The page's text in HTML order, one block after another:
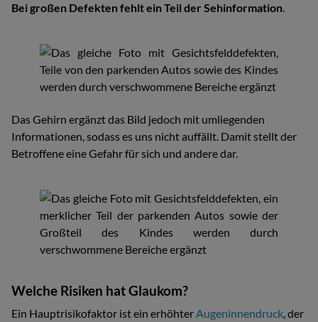
Bei großen Defekten fehlt ein Teil der Sehinformation.
Das Gehirn ergänzt das Bild jedoch mit umliegenden
Informationen, sodass es uns nicht auffällt. Damit stellt der
Betroffene eine Gefahr für sich und andere dar.
Welche Risiken hat Glaukom?
Ein Hauptrisikofaktor ist ein erhöhterAugeninnendruck, der